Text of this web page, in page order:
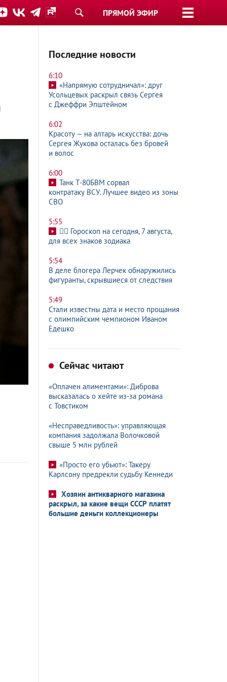
ПРЯМОЙ ЭФИР
Последние новости
6:10
«Напрямую сотрудничал»: друг
Усольцевых раскрыл связь Сергея
с Джеффри Эпштейном
6:02
Красоту — на алтарь искусства: дочь
Сергея Жукова осталась без бровей
и волос
6:00
Танк Т-80БВМ сорвал
контратаку ВСУ. Лучшее видео из зоны
СВО
5:55
🧙‍♀ Гороскоп на сегодня, 7 августа,
для всех знаков зодиака
5:54
В деле блогера Лерчек обнаружились
фигуранты, скрывшиеся от следствия
5:49
Стали известны дата и место прощания
с олимпийским чемпионом Иваном
Едешко
Сейчас читают
«Оплачен алиментами»: Диброва
высказалась о хейте из-за романа
с Товстиком
«Несправедливость»: управляющая
компания задолжала Волочковой
свыше 5 млн рублей
«Просто его убьют»: Такеру
Карлсону предрекли судьбу Кеннеди
Хозяин антикварного магазина
раскрыл, за какие вещи СССР платят
большие деньги коллекционеры